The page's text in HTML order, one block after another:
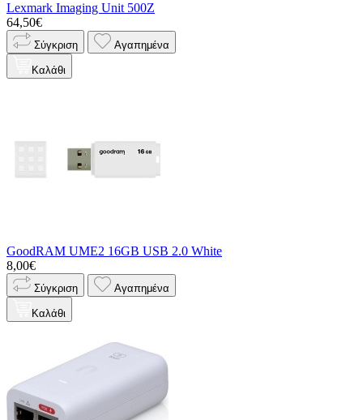
Lexmark Imaging Unit 500Z
64,50€
Σύγκριση Αγαπημένα
Καλάθι
GoodRAM UME2 16GB USB 2.0 White
8,00€
Σύγκριση Αγαπημένα
Καλάθι